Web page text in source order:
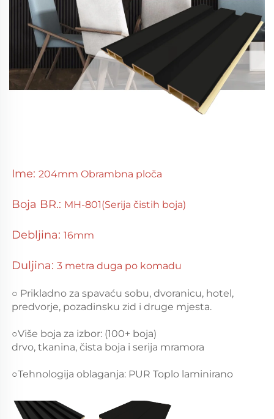
Ime: 204mm Obrambna ploča
Boja BR.: MH-801(Serija čistih boja)
Debljina: 16mm
Duljina: 3 metra duga po komadu
○ Prikladno za spavaću sobu, dvoranicu, hotel,
predvorje, pozadinsku zid i druge mjesta.
○Više boja za izbor: (100+ boja)
drvo, tkanina, čista boja i serija mramora
○Tehnologija oblaganja: PUR Toplo laminirano